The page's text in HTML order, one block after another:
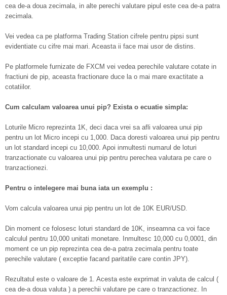
cea de-a doua zecimala, in alte perechi valutare pipul este cea de-a patra
zecimala.
Vei vedea ca pe platforma Trading Station cifrele pentru pipsi sunt
evidentiate cu cifre mai mari. Aceasta ii face mai usor de distins.
Pe platformele furnizate de FXCM vei vedea perechile valutare cotate in
fractiuni de pip, aceasta fractionare duce la o mai mare exactitate a
cotatiilor.
Cum calculam valoarea unui pip? Exista o ecuatie simpla:
Loturile Micro reprezinta 1K, deci daca vrei sa afli valoarea unui pip
pentru un lot Micro incepi cu 1,000. Daca doresti valoarea unui pip pentru
un lot standard incepi cu 10,000. Apoi inmultesti numarul de loturi
tranzactionate cu valoarea unui pip pentru perechea valutara pe care o
tranzactionezi.
Pentru o intelegere mai buna iata un exemplu :
Vom calcula valoarea unui pip pentru un lot de 10K EUR/USD.
Din moment ce folosesc loturi standard de 10K, inseamna ca voi face
calculul pentru 10,000 unitati monetare. Inmultesc 10,000 cu 0,0001, din
moment ce un pip reprezinta cea de-a patra zecimala pentru toate
perechile valutare ( exceptie facand paritatile care contin JPY).
Rezultatul este o valoare de 1. Acesta este exprimat in valuta de calcul (
cea de-a doua valuta ) a perechii valutare pe care o tranzactionez. In